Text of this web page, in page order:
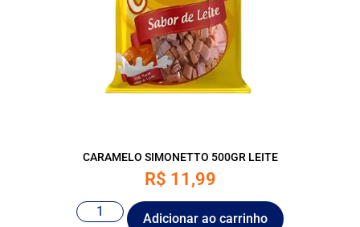
CARAMELO SIMONETTO 500GR LEITE
R$ 11,99
Adicionar ao carrinho